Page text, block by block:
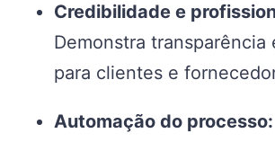
Credibilidade e
Demonstra transparência
para clientes e
Automação do processo: